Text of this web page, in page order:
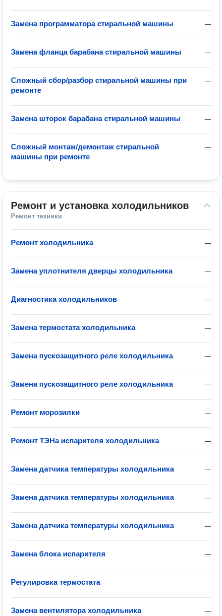
—
Замена программатора стиральной машины
—
Замена фланца барабана стиральной машины
—
Сложный сбор/разбор стиральной машины при
ремонте
—
Замена шторок барабана стиральной машины
—
Сложный монтаж/демонтаж стиральной
машины при ремонте
Ремонт и установка холодильников
Ремонт техники
—
Ремонт холодильника
—
Замена уплотнителя дверцы холодильника
—
Диагностика холодильников
—
Замена термостата холодильника
—
Замена пускозащитного реле холодильника
—
Замена пускозащитного реле холодильника
—
Ремонт морозилки
—
Ремонт ТЭНа испарителя холодильника
—
Замена датчика температуры холодильника
—
Замена датчика температуры холодильника
—
Замена датчика температуры холодильника
—
Замена блока испарителя
—
Регулировка термостата
—
Замена вентилятора холодильника